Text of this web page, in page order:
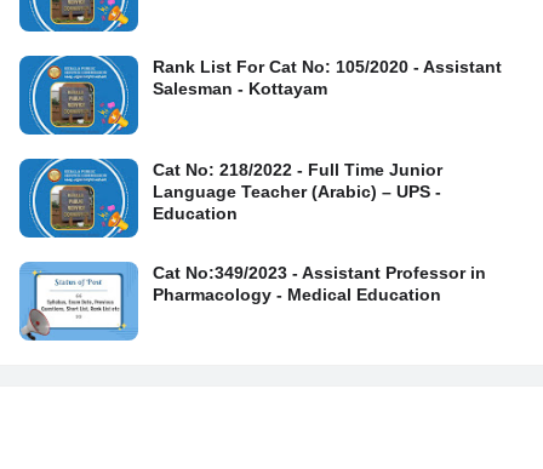
Rank List For Cat No: 105/2020 - Assistant
Salesman - Kottayam
Cat No: 218/2022 - Full Time Junior
Language Teacher (Arabic) – UPS -
Education
Cat No:349/2023 - Assistant Professor in
Pharmacology - Medical Education